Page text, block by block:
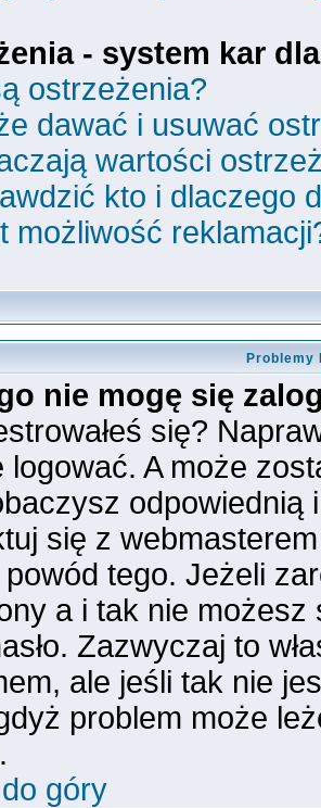
- system kar
ostrzeżenia?
dawać i usuwać
wartości
kto i dlaczego
możliwość
Problemy
nie mogę się
się?
logować. A może
się z
tego. Jeżeli
a i tak nie
Zazwyczaj to
ale jeśli tak nie
problem może
góry